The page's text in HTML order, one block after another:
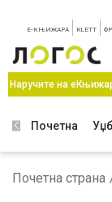
E-КЊИЖАРА KLETT
Наручите на
Почетна
Почетна страна